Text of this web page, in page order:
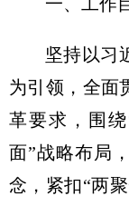
坚持以习
为引领，全面
革要求，围
面”战略布局
念，紧扣“两